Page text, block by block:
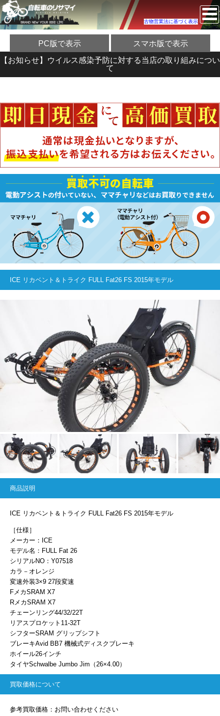
古物営業法に基づく表示
PC版で表示 スマホ版で表示
【お知らせ】ウイルス感染予防に対する当店の取り組みについ
て
ICE リカベント＆トライク FULL Fat26 FS 2015年モデル
商品説明
ICE リカベント＆トライク FULL Fat26 FS 2015年モデル
［仕様］
メーカー：ICE
モデル名：FULL Fat 26
シリアルNO：Y07518
カラ－オレンジ
変速外装3×9 27段変速
FメカSRAM X7
RメカSRAM X7
チェーンリング44/32/22T
リアスプロケット11-32T
シフターSRAM グリップシフト
ブレーキAvid BB7 機械式ディスクブレーキ
ホイール26インチ
タイヤSchwalbe Jumbo Jim（26×4.00）
買取価格について
参考買取価格：お問い合わせください